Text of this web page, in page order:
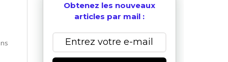
Obtenez les nouveaux
articles par mail :